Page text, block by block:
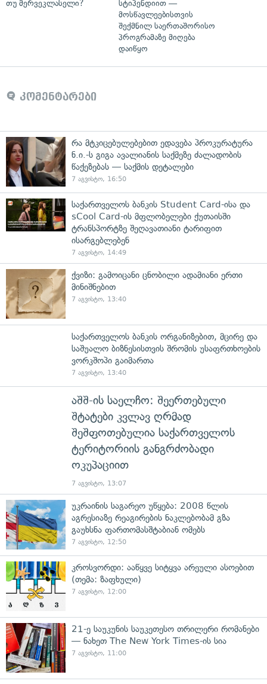
თუ მერვეკლასელი?
სტიპენდიით —
მოსწავლეებისთვის
შექმნილ საერთაშორისო
პროგრამაზე მიღება
დაიწყო
კომენტარები
რა მტკიცებულებებით ედავება პროკურატურა
ნ.ი.-ს გიგა ავალიანის საქმეზე ძალადობის
წაქეზებას — საქმის დეტალები
7 აგვისტო, 16:50
საქართველოს ბანკის Student Card-ისა და
sCool Card-ის მფლობელები ქუთაისში
ტრანსპორტზე შეღავათიანი ტარიფით
ისარგებლებენ
7 აგვისტო, 14:49
ქვიზი: გამოიცანი ცნობილი ადამიანი ერთი
მინიშნებით
7 აგვისტო, 13:40
საქართველოს ბანკის ორგანიზებით, მცირე და
საშუალო ბიზნესისთვის შრომის უსაფრთხოების
ვორკშოპი გაიმართა
7 აგვისტო, 13:40
აშშ-ის საელჩო: შეერთებული
შტატები კვლავ ღრმად
შეშფოთებულია საქართველოს
ტერიტორიის განგრძობადი
ოკუპაციით
7 აგვისტო, 13:07
უკრაინის საგარეო უწყება: 2008 წლის
აგრესიაზე რეაგირების ნაკლებობამ გზა
გაუხსნა ფართომასშტაბიან ომებს
7 აგვისტო, 12:50
კროსვორდი: ააწყვე სიტყვა არეული ასოებით
(თემა: ზაფხული)
7 აგვისტო, 12:00
21-ე საუკუნის საუკეთესო თრილერი რომანები
— ნახეთ The New York Times-ის სია
7 აგვისტო, 11:00